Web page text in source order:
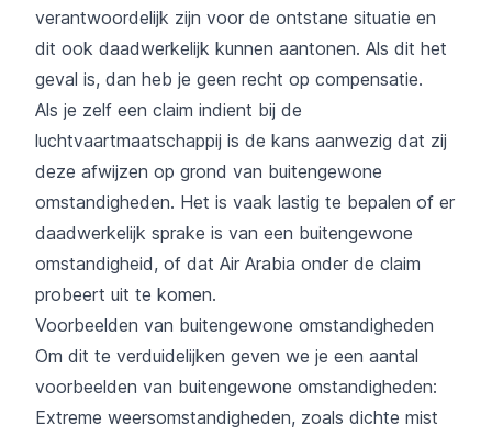
verantwoordelijk zijn voor de ontstane situatie en
dit ook daadwerkelijk kunnen aantonen. Als dit het
geval is, dan heb je geen recht op compensatie.
Als je zelf een claim indient bij de
luchtvaartmaatschappij is de kans aanwezig dat zij
deze afwijzen op grond van buitengewone
omstandigheden. Het is vaak lastig te bepalen of er
daadwerkelijk sprake is van een buitengewone
omstandigheid, of dat Air Arabia onder de claim
probeert uit te komen.
Voorbeelden van buitengewone omstandigheden
Om dit te verduidelijken geven we je een aantal
voorbeelden van buitengewone omstandigheden:
Extreme weersomstandigheden, zoals dichte mist